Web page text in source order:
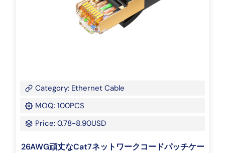
Category: Ethernet Cable
MOQ: 100PCS
Price: 0.78-8.90USD
26AWG頑丈なCat7ネットワークコードパッチケー